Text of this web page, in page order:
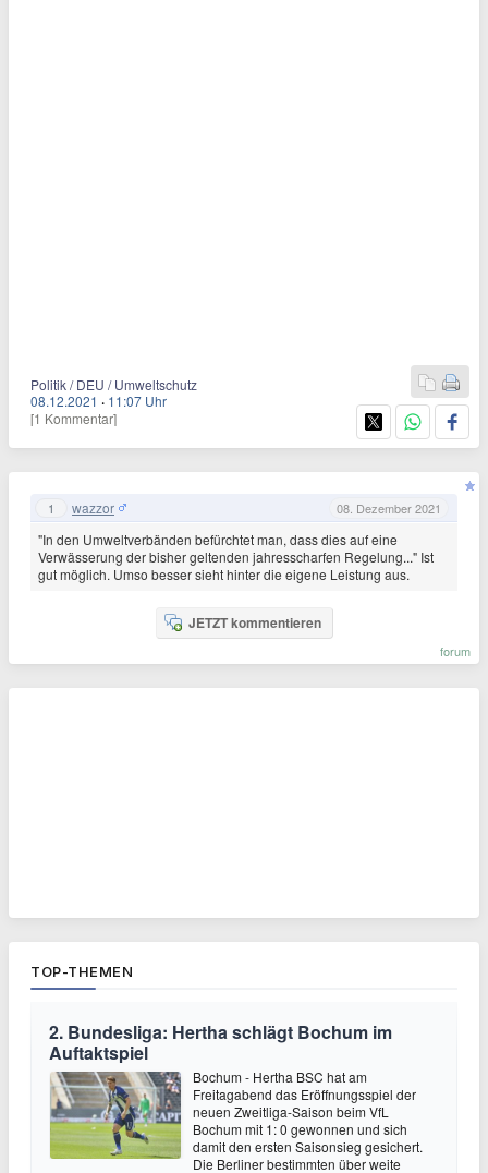
Politik / DEU / Umweltschutz
08.12.2021 · 11:07 Uhr
[1 Kommentar]
1 wazzor 08. Dezember 2021
"In den Umweltverbänden befürchtet man, dass dies auf eine
Verwässerung der bisher geltenden jahresscharfen Regelung..." Ist
gut möglich. Umso besser sieht hinter die eigene Leistung aus.
JETZT kommentieren
forum
TOP-THEMEN
2. Bundesliga: Hertha schlägt Bochum im
Auftaktspiel
Bochum - Hertha BSC hat am
Freitagabend das Eröffnungsspiel der
neuen Zweitliga-Saison beim VfL
Bochum mit 1: 0 gewonnen und sich
damit den ersten Saisonsieg gesichert.
Die Berliner bestimmten über weite